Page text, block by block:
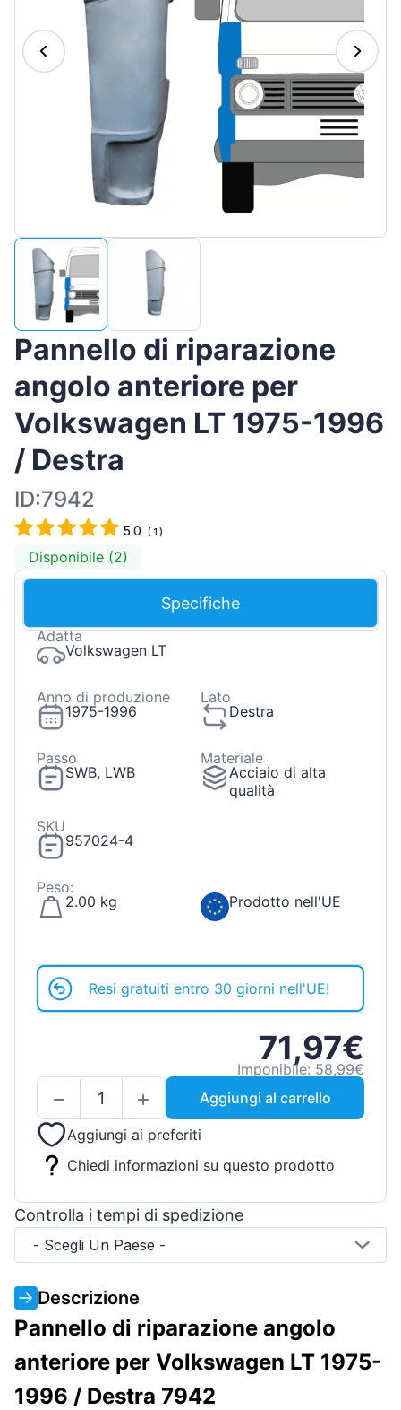
Magyar
Lietuvių
Hrvatski
Português
Latvian
Slovenčina
Pannello di riparazione
angolo anteriore per
Volkswagen LT 1975-1996
/ Destra
ID:7942
5.0 (1 )
Disponibile (2)
Specifiche
Adatta
Volkswagen LT
Anno di produzione
1975-1996
Lato
Destra
Passo
SWB, LWB
Materiale
Acciaio di alta
qualità
SKU
957024-4
Peso:
2.00 kg
Prodotto nell'UE
Resi gratuiti entro 30 giorni nell'UE!
71,97€
Imponibile: 58,99€
Aggiungi al carrello
Aggiungi ai preferiti
Chiedi informazioni su questo prodotto
Controlla i tempi di spedizione
- Scegli Un Paese -
Descrizione
Pannello di riparazione angolo
anteriore per Volkswagen LT 1975-
1996 / Destra 7942